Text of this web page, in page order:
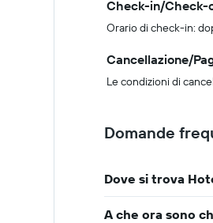
Check-in/Check-
Orario di check-in:
Cancellazione/
Le condizioni di
Domande
Dove si trova
A che ora sono